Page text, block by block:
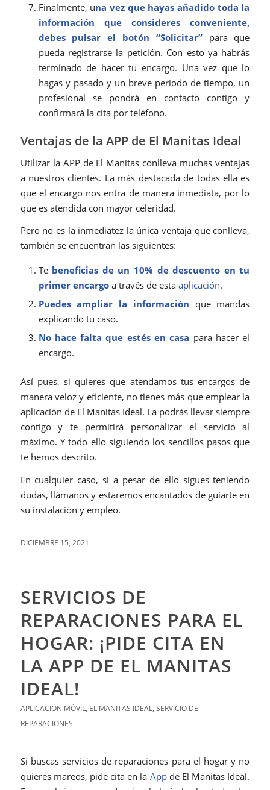
Finalmente, una vez que hayas añadido toda la
información que consideres conveniente,
debes pulsar el botón “Solicitar”para que
pueda registrarse la petición. Con esto ya habrás
terminado de hacer tu encargo. Una vez que lo
hagas y pasado y un breve periodo de tiempo, un
profesional se pondrá en contacto contigo y
confirmará la cita por teléfono.
Ventajas de la APP de El Manitas Ideal
Utilizar la APP de El Manitas conlleva muchas ventajas
a nuestros clientes. La más destacada de todas ella es
que el encargo nos entra de manera inmediata, por lo
que es atendida con mayor celeridad.
Pero no es la inmediatez la única ventaja que conlleva,
también se encuentran las siguientes:
Te beneficias de un 10% de descuento en tu
primer encargoa través de estaaplicación.
Puedes ampliar la información que mandas
explicando tu caso.
No hace falta que estés en casa para hacer el
encargo.
Así pues, si quieres que atendamos tus encargos de
manera veloz y eficiente, no tienes más que emplear la
aplicación de El Manitas Ideal. La podrás llevar siempre
contigo y te permitirá personalizar el servicio al
máximo. Y todo ello siguiendo los sencillos pasos que
te hemos descrito.
En cualquier caso, si a pesar de ello sigues teniendo
dudas, llámanos y estaremos encantados de guiarte en
su instalación y empleo.
DICIEMBRE 15, 2021
SERVICIOS DE
REPARACIONES PARA EL
HOGAR: ¡PIDE CITA EN
LA APP DE EL MANITAS
IDEAL!
APLICACIÓN MÓVIL, EL MANITAS IDEAL, SERVICIO DE
REPARACIONES
Si buscas servicios de reparaciones para el hogar y no
quieres mareos, pide cita en la Appde El Manitas Ideal.